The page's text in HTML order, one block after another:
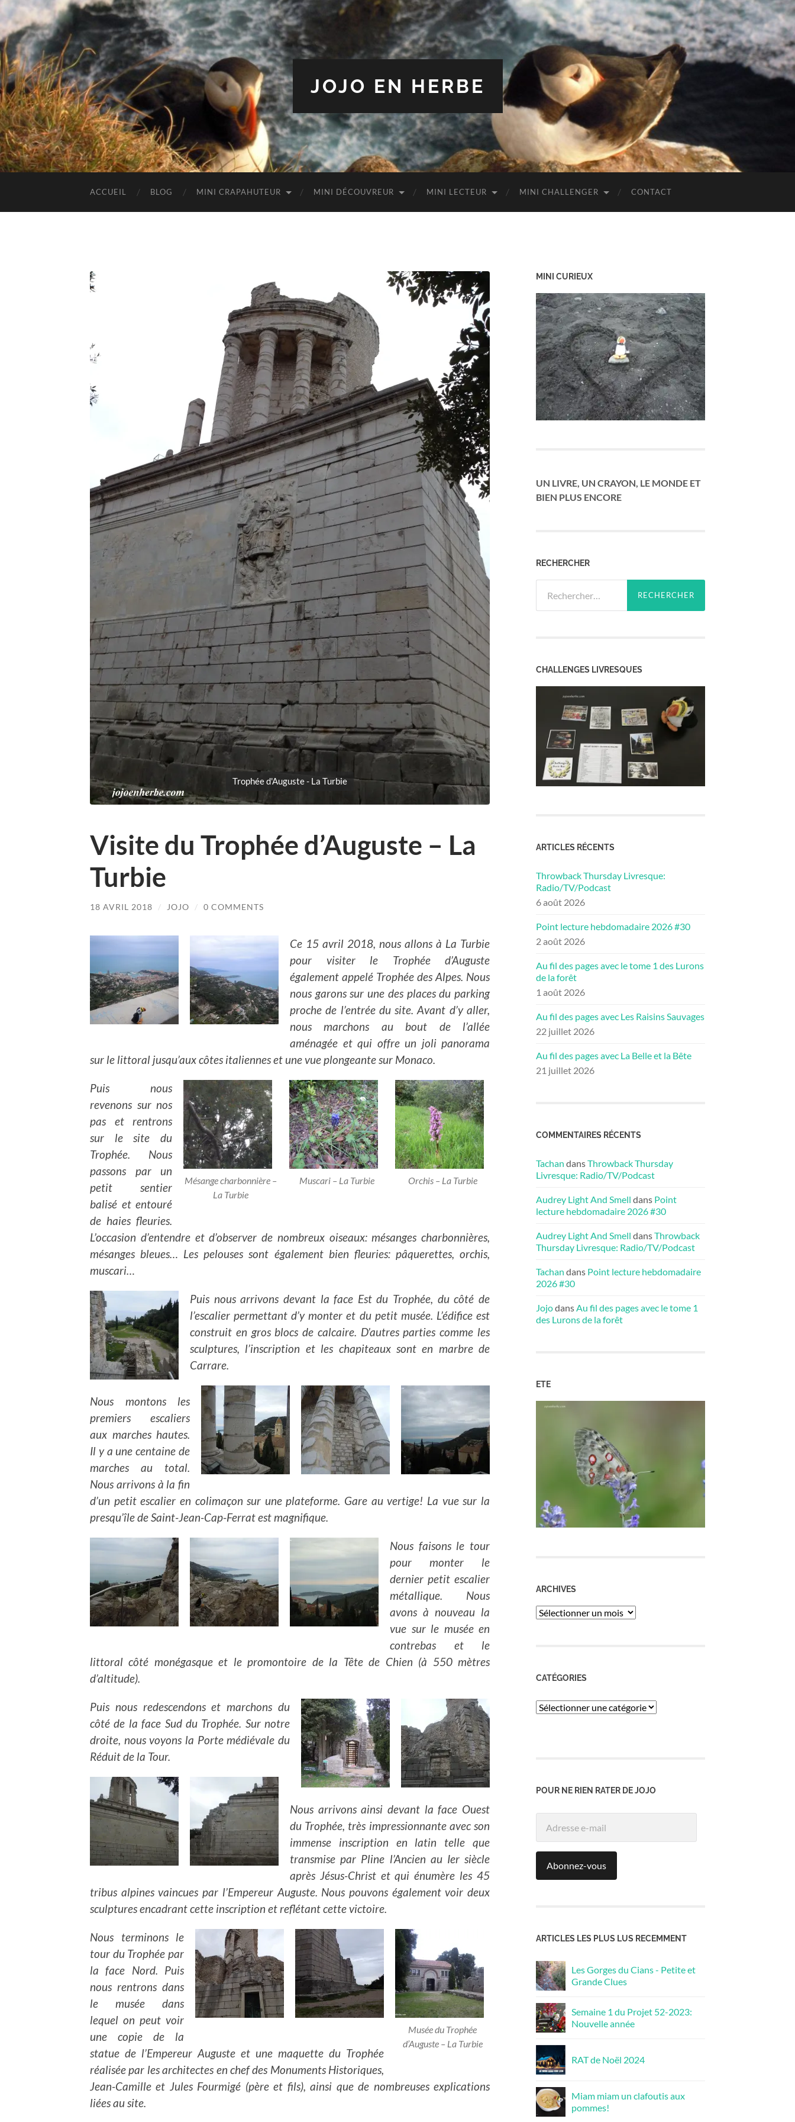
JOJO EN HERBE
ACCUEIL BLOG MINI CRAPAHUTEUR MINI DÉCOUVREUR MINI LECTEUR MINI CHALLENGER CONTACT
Trophée d'Auguste - La Turbie
Visite du Trophée d’Auguste – La
Turbie
18 AVRIL 2018 / JOJO / 0 COMMENTS
Ce 15 avril 2018, nous allons à La Turbie
pour visiter le Trophée d’Auguste
également appelé Trophée des Alpes. Nous
nous garons sur une des places du parking
proche de l’entrée du site. Avant d’y aller,
nous marchons au bout de l’allée
aménagée et qui offre un joli panorama
sur le littoral jusqu’aux côtes italiennes et une vue plongeante sur Monaco.
Orchis – La Turbie
Muscari – La Turbie
Mésange charbonnière –
La Turbie
Puis nous
revenons sur nos
pas et rentrons
sur le site du
Trophée. Nous
passons par un
petit sentier
balisé et entouré
de haies fleuries.
L’occasion d’entendre et d’observer de nombreux oiseaux: mésanges charbonnières,
mésanges bleues… Les pelouses sont également bien fleuries: pâquerettes, orchis,
muscari…
Puis nous arrivons devant la face Est du Trophée, du côté de
l’escalier permettant d’y monter et du petit musée. L’édifice est
construit en gros blocs de calcaire. D’autres parties comme les
sculptures, l’inscription et les chapiteaux sont en marbre de
Carrare.
Nous montons les
premiers escaliers
aux marches hautes.
Il y a une centaine de
marches au total.
Nous arrivons à la fin
d’un petit escalier en colimaçon sur une plateforme. Gare au vertige! La vue sur la
presqu’île de Saint-Jean-Cap-Ferrat est magnifique.
Nous faisons le tour
pour monter le
dernier petit escalier
métallique. Nous
avons à nouveau la
vue sur le musée en
contrebas et le
littoral côté monégasque et le promontoire de la Tête de Chien (à 550 mètres
d’altitude).
Puis nous redescendons et marchons du
côté de la face Sud du Trophée. Sur notre
droite, nous voyons la Porte médiévale du
Réduit de la Tour.
Nous arrivons ainsi devant la face Ouest
du Trophée, très impressionnante avec son
immense inscription en latin telle que
transmise par Pline l’Ancien au Ier siècle
après Jésus-Christ et qui énumère les 45
tribus alpines vaincues par l’Empereur Auguste. Nous pouvons également voir deux
sculptures encadrant cette inscription et reflétant cette victoire.
Musée du Trophée
d’Auguste – La Turbie
Nous terminons le
tour du Trophée par
la face Nord. Puis
nous rentrons dans
le musée dans
lequel on peut voir
une copie de la
statue de l’Empereur Auguste et une maquette du Trophée
réalisée par les architectes en chef des Monuments Historiques,
Jean-Camille et Jules Fourmigé (père et fils), ainsi que de nombreuses explications
liées au site.
MINI CURIEUX
UN LIVRE, UN CRAYON, LE MONDE ET
BIEN PLUS ENCORE
RECHERCHER
CHALLENGES LIVRESQUES
ARTICLES RÉCENTS
Throwback Thursday Livresque:
Radio/TV/Podcast
6 août 2026
Point lecture hebdomadaire 2026 #30
2 août 2026
Au fil des pages avec le tome 1 des Lurons
de la forêt
1 août 2026
Au fil des pages avec Les Raisins Sauvages
22 juillet 2026
Au fil des pages avec La Belle et la Bête
21 juillet 2026
COMMENTAIRES RÉCENTS
Tachan dansThrowback Thursday
Livresque: Radio/TV/Podcast
Audrey Light And Smell dans Point
lecture hebdomadaire 2026 #30
Audrey Light And Smell dansThrowback
Thursday Livresque: Radio/TV/Podcast
Tachan dans Point lecture hebdomadaire
2026 #30
JojodansAu fil des pages avec le tome 1
des Lurons de la forêt
ETE
ARCHIVES
ARCHIVES
CATÉGORIES
Catégories
POUR NE RIEN RATER DE JOJO
Abonnez-vous
ARTICLES LES PLUS LUS RECEMMENT
Les Gorges du Cians - Petite et
Grande Clues
Semaine 1 du Projet 52-2023:
Nouvelle année
RAT de Noël 2024
Miam miam un clafoutis aux
pommes!